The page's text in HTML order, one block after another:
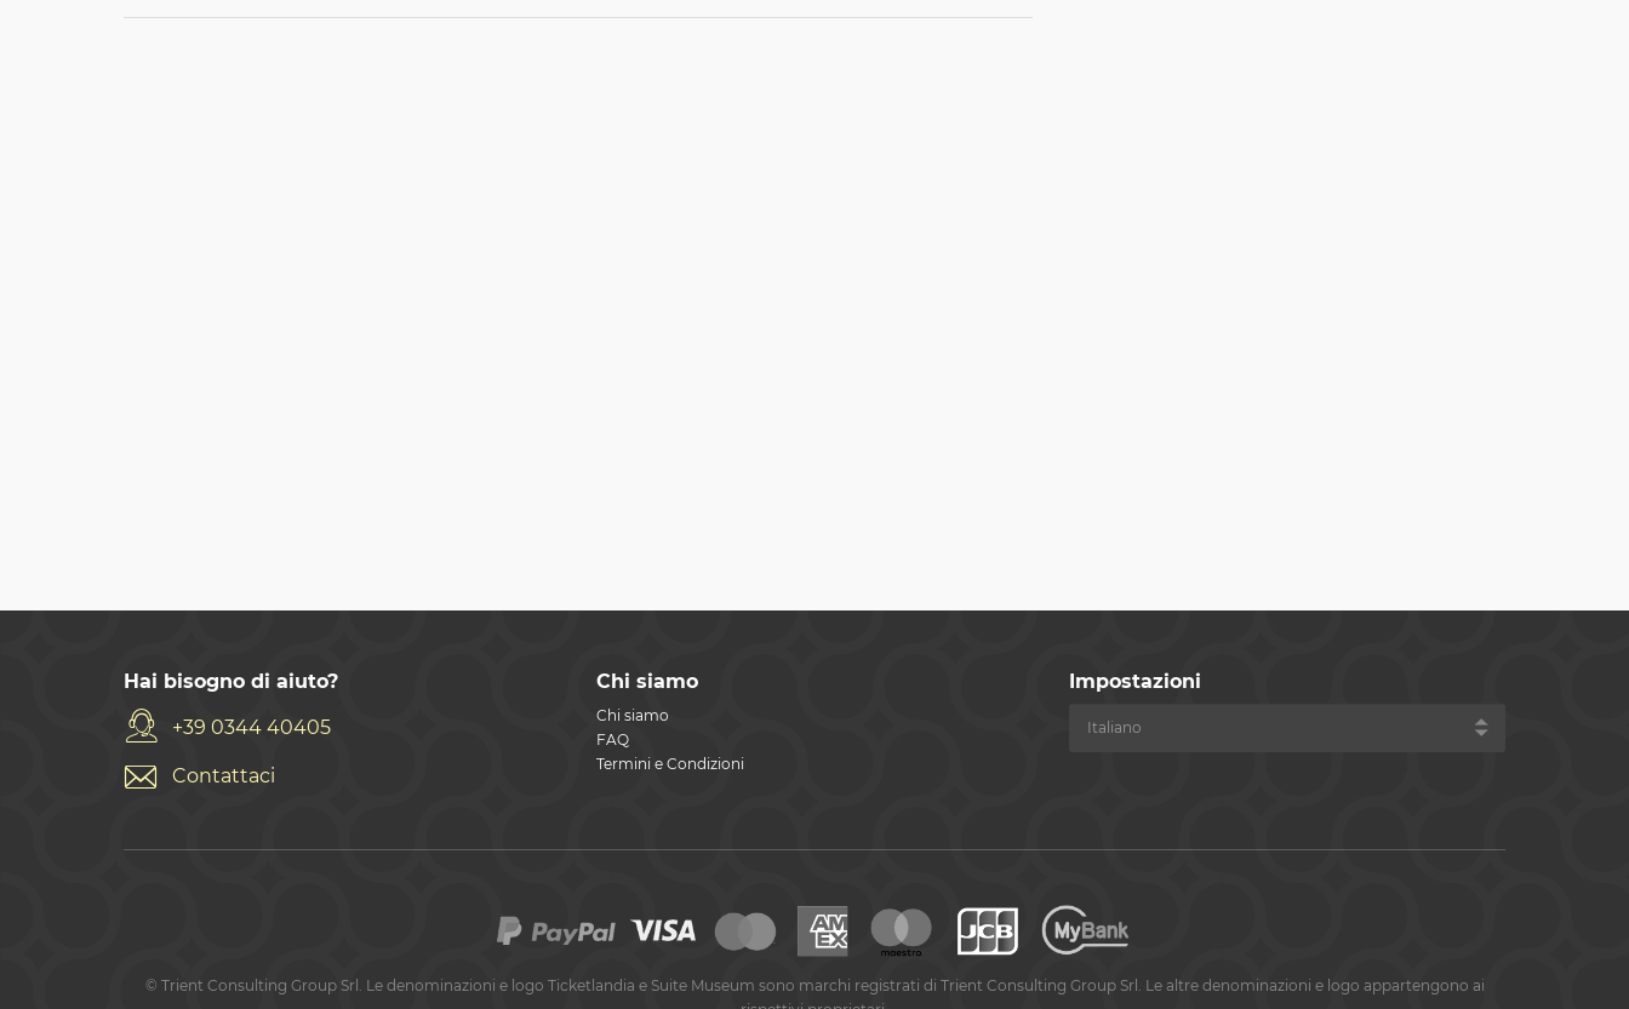
Hai bisogno di aiuto?
+39 0344 40405
Contattaci
Chi siamo
Chi siamo
FAQ
Termini e Condizioni
Impostazioni
© Trient Consulting Group Srl. Le denominazioni e logo Ticketlandia e Suite Museum sono marchi registrati di Trient Consulting Group Srl. Le altre denominazioni e logo appartengono ai